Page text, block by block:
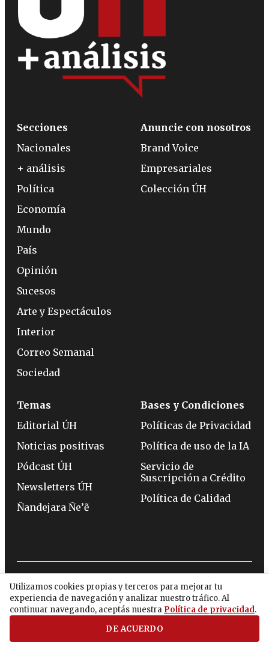
Utilizamos cookies propias y terceros para mejorar tu
experiencia de navegación y analizar nuestro tráfico. Al
continuar navegando, aceptás nuestra Política de privacidad.
DE ACUERDO
Secciones
Nacionales
+ análisis
Política
Economía
Mundo
País
Opinión
Sucesos
Arte y Espectáculos
Interior
Correo Semanal
Sociedad
Anuncie con nosotros
Brand Voice
Empresariales
Colección ÚH
Temas
Editorial ÚH
Noticias positivas
Pódcast ÚH
Newsletters ÚH
Ñandejara Ñe’ẽ
Bases y Condiciones
Políticas de Privacidad
Política de uso de la IA
Servicio de
Suscripción a Crédito
Política de Calidad
2026 - BENJAMÍN CONSTANT 658 - ASUNCIÓN -
TELÉFONO:(0994) 715 715
instagramfacebook
tiktokyoutube